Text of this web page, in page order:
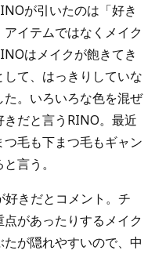
が引いたのは「好き
イテムではなくメイク
はメイクが飽きてき
て、はっきりしていな
。いろいろな色を混ぜ
だと言うRINO。最近
毛も下まつ毛もギャン
言う。
きだとコメント。チ
があったりするメイク
が隠れやすいので、中